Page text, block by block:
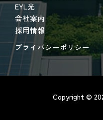
EYL光
会社案内
採用情報
プライバシーポリシー
Copyright ©